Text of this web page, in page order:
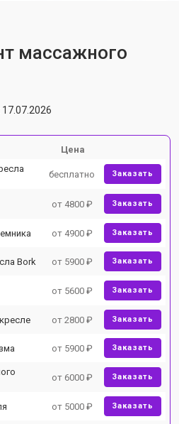
массажного
Цена
бесплатно Заказать
от 4800 ₽ Заказать
от 4900 ₽ Заказать
Bork от 5900 ₽ Заказать
от 5600 ₽ Заказать
от 2800 ₽ Заказать
от 5900 ₽ Заказать
от 6000 ₽ Заказать
от 5000 ₽ Заказать